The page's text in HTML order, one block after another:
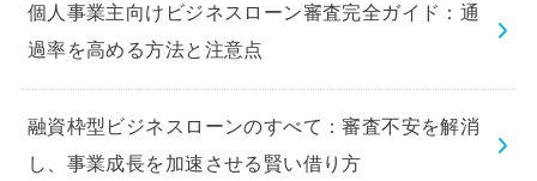
個人事業主向けビジネスローン審査完全ガイド：通
過率を高める方法と注意点
融資枠型ビジネスローンのすべて：審査不安を解消
し、事業成長を加速させる賢い借り方